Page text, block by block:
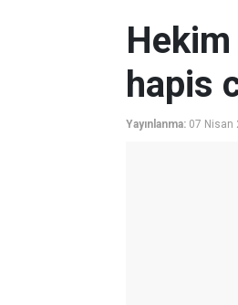
Hekim
hapis
Yayınlanma: 07 Nisan